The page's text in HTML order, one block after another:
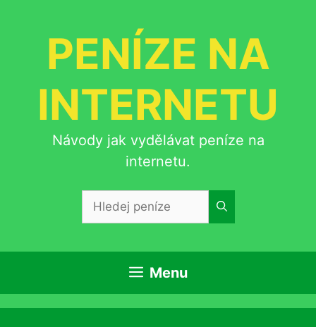
PENÍZE NA
INTERNETU
Návody jak vydělávat peníze na
internetu.
Menu